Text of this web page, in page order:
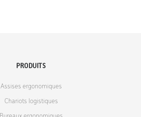
PRODUITS
Assises ergonomiques
Chariots logistiques